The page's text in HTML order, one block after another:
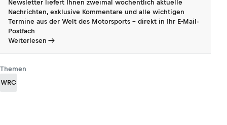
Newsletter liefert Ihnen zweimal wöchentlich aktuelle
Nachrichten, exklusive Kommentare und alle wichtigen
Termine aus der Welt des Motorsports - direkt in Ihr E-Mail-
Postfach
Weiterlesen
Themen
WRC